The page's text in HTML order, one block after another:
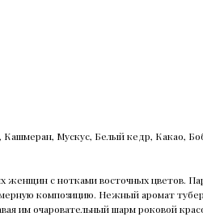
Кашмеран, Мускус, Белый кедр, Какао,
женщин с нотками восточных цветов.
композицию. Нежный аромат
им очаровательный шарм роковой